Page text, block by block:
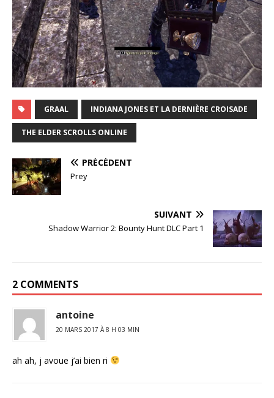
GRAAL INDIANA JONES ET LA DERNIÈRE CROISADE
THE ELDER SCROLLS ONLINE
PRÉCÉDENT
Prey
SUIVANT
Shadow Warrior 2: Bounty Hunt DLC Part 1
2 COMMENTS
antoine
20 MARS 2017 À 8 H 03 MIN
ah ah, j avoue j’ai bien ri